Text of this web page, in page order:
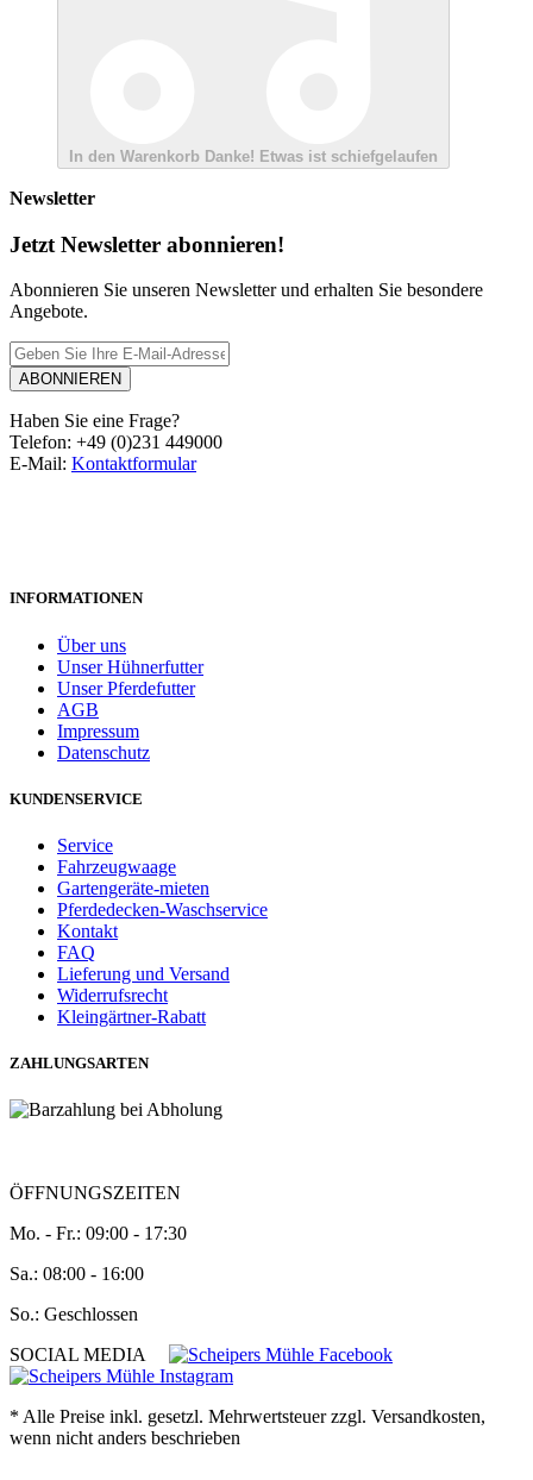
In den Warenkorb Danke! Etwas ist schiefgelaufen
Newsletter
Jetzt Newsletter abonnieren!
Abonnieren Sie unseren Newsletter und erhalten Sie besondere
Angebote.
ABONNIEREN
Haben Sie eine Frage?
Telefon: +49 (0)231 449000
E-Mail: Kontaktformular
INFORMATIONEN
Über uns
Unser Hühnerfutter
Unser Pferdefutter
AGB
Impressum
Datenschutz
KUNDENSERVICE
Service
Fahrzeugwaage
Gartengeräte-mieten
Pferdedecken-Waschservice
Kontakt
FAQ
Lieferung und Versand
Widerrufsrecht
Kleingärtner-Rabatt
ZAHLUNGSARTEN
ÖFFNUNGSZEITEN
Mo. - Fr.: 09:00 - 17:30
Sa.: 08:00 - 16:00
So.: Geschlossen
SOCIAL MEDIA
* Alle Preise inkl. gesetzl. Mehrwertsteuer zzgl. Versandkosten,
wenn nicht anders beschrieben